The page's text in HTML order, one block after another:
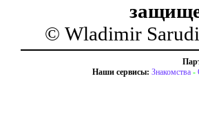
© Wladimir
Наши сервисы: Знакомства -